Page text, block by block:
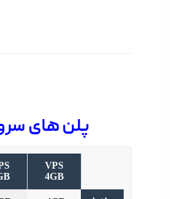
پلن های سرور فرانسه
VPS
8GB
VPS
6GB